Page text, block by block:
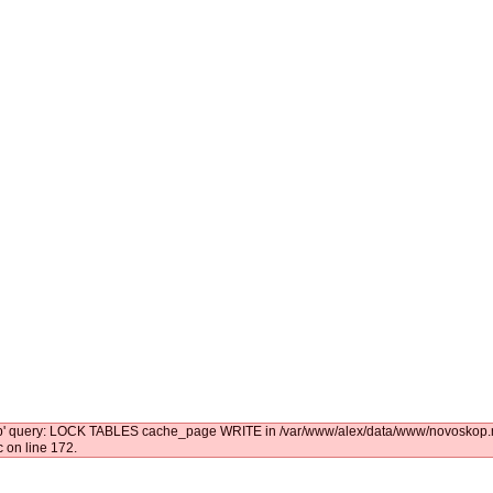
LOCK TABLES cache_page WRITE in /var/www/alex/data/www/
on line 172.